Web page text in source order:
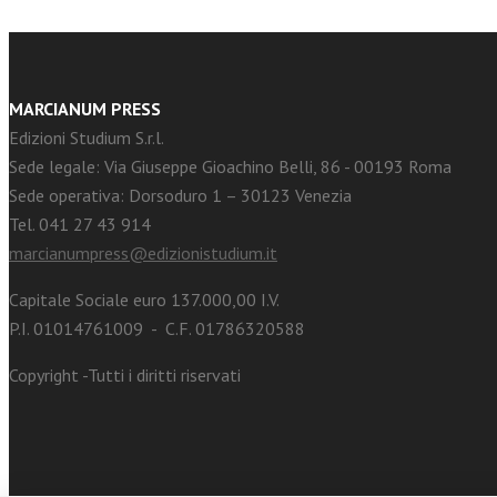
MARCIANUM PRESS
Edizioni Studium S.r.l.
Sede legale: Via Giuseppe Gioachino Belli, 86 - 00193 Roma
Sede operativa: Dorsoduro 1 – 30123 Venezia
Tel. 041 27 43 914
marcianumpress@edizionistudium.it
Capitale Sociale euro 137.000,00 I.V.
P.I. 01014761009 - C.F. 01786320588
Copyright -Tutti i diritti riservati